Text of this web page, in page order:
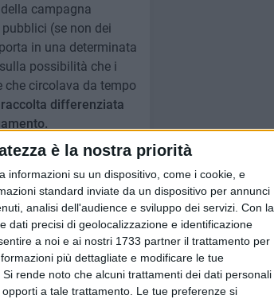
è la nostra priorità
informazioni su un dispositivo, come i cookie, e
standard inviate da un dispositivo per annunci
analisi dell'audience e sviluppo dei servizi. Con la
dati precisi di geolocalizzazione e identificazione
a noi e ai nostri 1733 partner il trattamento per
più dettagliate e modificare le tue
Si rende noto che alcuni trattamenti dei dati personali
a tale trattamento. Le tue preferenze si
campagna
(se non dei
in una determinata
possibilità che i
circolava da tempo
differenziata
della ditta di
di Corato ma anche
auspica: "Il
sarebbe davvero